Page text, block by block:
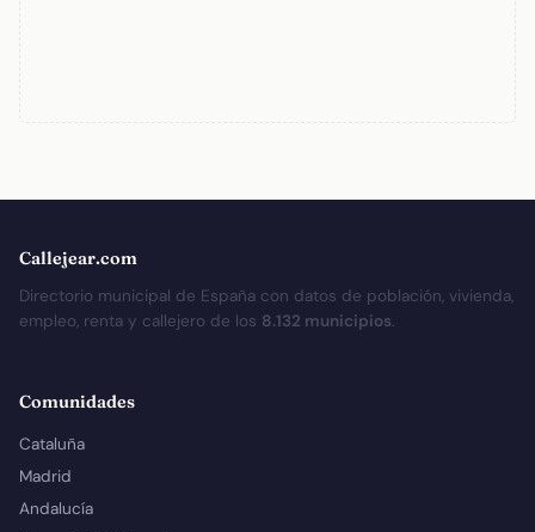
Callejear.com
Directorio municipal de España con datos de población, vivienda,
empleo, renta y callejero de los 8.132 municipios.
Comunidades
Cataluña
Madrid
Andalucía